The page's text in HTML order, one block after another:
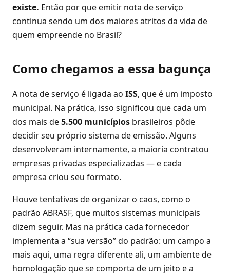
existe. Então por que emitir nota de serviço
continua sendo um dos maiores atritos da vida de
quem empreende no Brasil?
Como chegamos a essa bagunça
A nota de serviço é ligada ao ISS, que é um imposto
municipal. Na prática, isso significou que cada um
dos mais de5.500 municípios brasileiros pôde
decidir seu próprio sistema de emissão. Alguns
desenvolveram internamente, a maioria contratou
empresas privadas especializadas — e cada
empresa criou seu formato.
Houve tentativas de organizar o caos, como o
padrão ABRASF, que muitos sistemas municipais
dizem seguir. Mas na prática cada fornecedor
implementa a “sua versão” do padrão: um campo a
mais aqui, uma regra diferente ali, um ambiente de
homologação que se comporta de um jeito e a